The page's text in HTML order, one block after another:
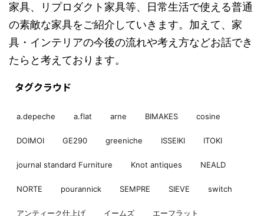
家具、リプロダクト家具等、日常生活で使える普通
の素敵な家具をご紹介していきます。加えて、家
具・インテリアの今後の流れや考え方などお話でき
たらと考えております。
タグクラウド
a.depeche a.flat arne BIMAKES cosine
DOIMOI GE290 greeniche ISSEIKI ITOKI
journal standard Furniture Knot antiques NEALD
NORTE pourannick SEMPRE SIEVE switch
アンティーク仕上げ イームズ エーフラット